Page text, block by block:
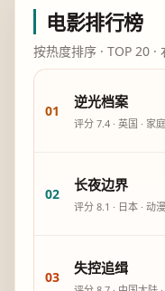
电影排行榜
按热度排序 · TOP 20
01
逆光档案
评分 7.4 · 英国 · 家庭
02
长夜边界
评分 8.1 · 日本 · 动漫
03
失控追缉